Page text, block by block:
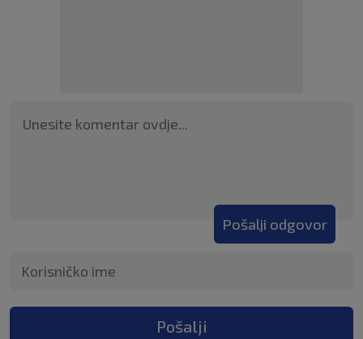
Pošalji odgovor
Pošalji